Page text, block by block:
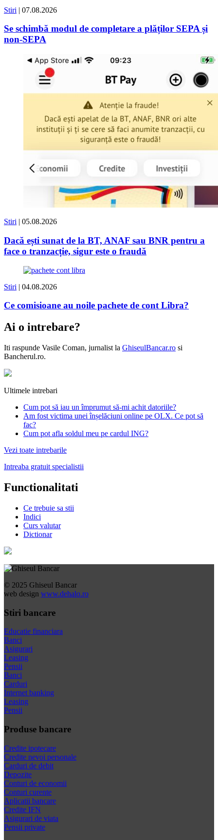
Stiri | 07.08.2026
Se schimbă modul de completare a plăților SEPA și
non-SEPA
Stiri | 05.08.2026
Dacă ești sunat de la BT, ANAF sau BNR pentru a
face o tranzacție, sigur este o fraudă
Stiri | 04.08.2026
Ce comisioane au noile pachete de cont Libra?
Ai o intrebare?
Iti raspunde Vasile Coman, jurnalist la GhiseulBancar.ro si
Bancherul.ro.
Ultimele intrebari
Cum pot să iau un împrumut să-mi achit datoriile?
Am fost victima unei înșelăciuni online pe OLX. Ce pot să
fac?
Cum pot afla soldul meu pe cardul ING?
Vezi toate intrebarile
Intreaba gratuit specialistii
Functionalitati
Ce trebuie sa stii
Indici
Curs valutar
Dictionar
© 2025 Ghiseul Bancar
web design www.dehalo.ro
Stiri bancare
Educatie financiara
Banci
Asigurari
Leasing
Pensii
Banci
Carduri
Internet banking
Leasing
Pensii
Produse bancare
Credite ipotecare
Credite nevoi personale
Carduri de debit
Depozite
Conturi de economii
Conturi curente
Aplicatii bancare
Credite IFN
Asigurari de viata
Pensii private